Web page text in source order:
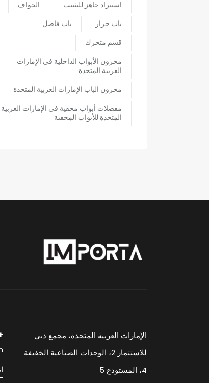
استيراد جاهز للتثبيت الحواف
باب جرار باب فاصل
قسم متحرك
مخزون الأبواب الداخلية في الإمارات
العربية المتحدة
مخزون الباب الإمارات العربية المتحدة
مفصلات أبواب مخفية في الإمارات العربية
المتحدة للأبواب المخفية
الإمارات العربية المتحدة، مجمع دبي
للاستثمار 2، الوحدات الصناعية الخفيفة
4، المستودع 5
33 23